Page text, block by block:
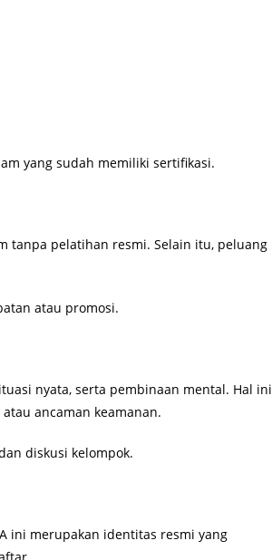
yang sudah memiliki sertifikasi.
tanpa pelatihan resmi. Selain itu, peluang
atau promosi.
nyata, serta pembinaan mental. Hal ini
ancaman keamanan.
diskusi kelompok.
ini merupakan identitas resmi yang